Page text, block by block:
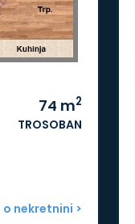
74 m2
TROSOBAN
o nekretnini >